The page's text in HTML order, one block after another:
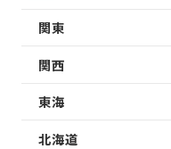
関東
関西
東海
北海道